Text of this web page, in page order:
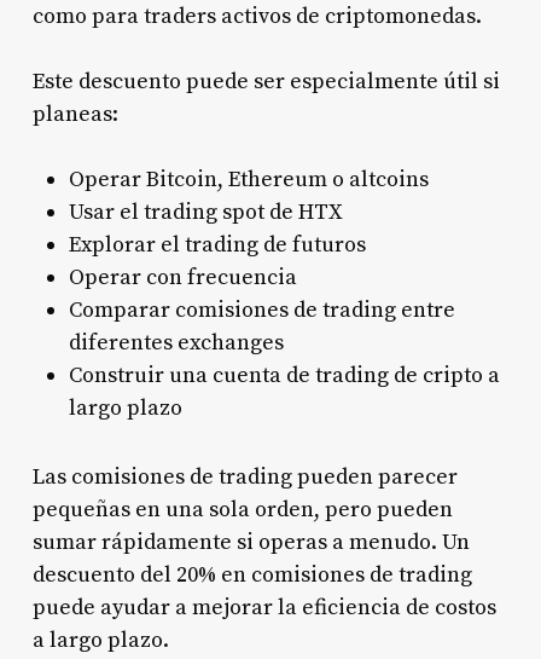
como para traders activos de criptomonedas.
Este descuento puede ser especialmente útil si
planeas:
Operar Bitcoin, Ethereum o altcoins
Usar el trading spot de HTX
Explorar el trading de futuros
Operar con frecuencia
Comparar comisiones de trading entre
diferentes exchanges
Construir una cuenta de trading de cripto a
largo plazo
Las comisiones de trading pueden parecer
pequeñas en una sola orden, pero pueden
sumar rápidamente si operas a menudo. Un
descuento del 20% en comisiones de trading
puede ayudar a mejorar la eficiencia de costos
a largo plazo.